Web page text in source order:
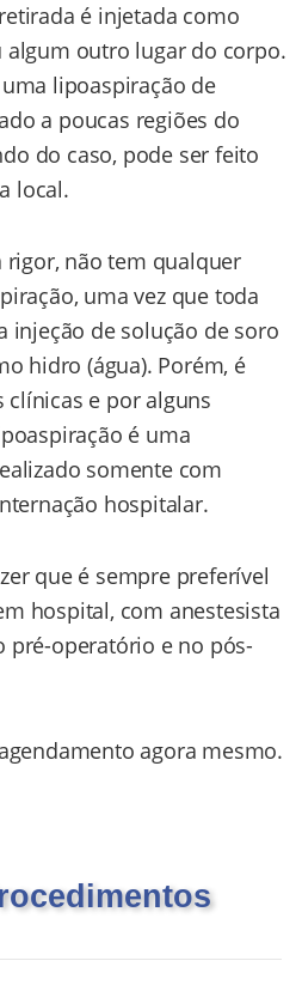
é injetada como
algum outro lugar do corpo.
lipoaspiração de
a poucas regiões do
do caso, pode ser feito
local.
não tem qualquer
uma vez que toda
injeção de solução de soro
hidro (água). Porém, é
e por alguns
é uma
somente com
hospitalar.
que é sempre preferível
hospital, com anestesista
pré-operatório e no pós-
agora mesmo.